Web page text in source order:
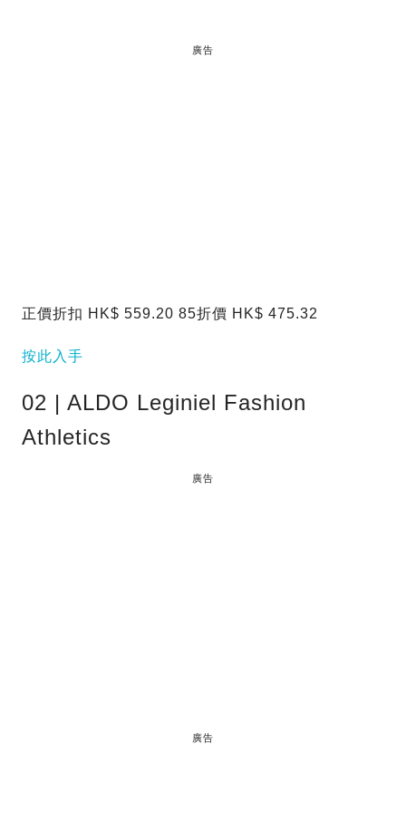
廣告
正價折扣 HK$ 559.20 85折價 HK$ 475.32
按此入手
02 | ALDO Leginiel Fashion
Athletics
廣告
廣告